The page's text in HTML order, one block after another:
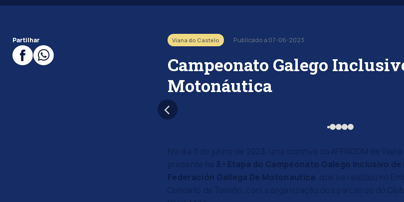
Partilhar Viana do Castelo Publicado a 07-06-2023
Campeonato Galego
Motonáutica
No dia 3 de junho de 2023, uma comitiva da APPACDM de
presente na 3.ª Etapa do Campeonato Galego Inclusivo
Federación Gallega De Motonautica, que se realizou no
Concello de Tomiño, com a organização dos parceiros do